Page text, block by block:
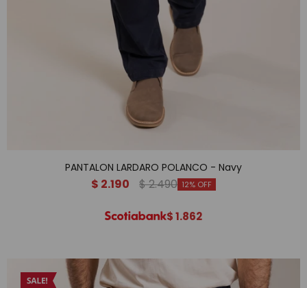
PANTALON LARDARO POLANCO - Navy
$ 2.190 $2.490 12
$1.862